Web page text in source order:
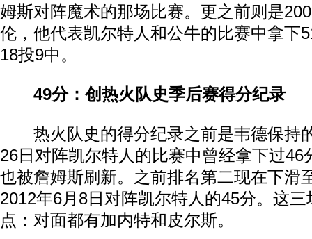
姆斯对阵魔术的那场比赛。更之前则是
伦，他代表凯尔特人和公牛的比赛中拿下
18投9中。
49分：创热火队史季后赛得分纪录
热火队史的得分纪录之前是韦德保持
26日对阵凯尔特人的比赛中曾经拿下过46
也被詹姆斯刷新。之前排名第二现在下滑
2012年6月8日对阵凯尔特人的45分。这
点：对面都有加内特和皮尔斯。